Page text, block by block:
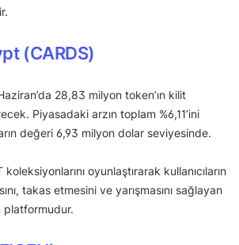
(CARDS)
28,83 milyon token’ın kilit
Piyasadaki arzın toplam %6,11’ini
değeri 6,93 milyon dolar seviyesinde.
oyunlaştırarak kullanıcıların
takas etmesini ve yarışmasını sağlayan
platformudur.